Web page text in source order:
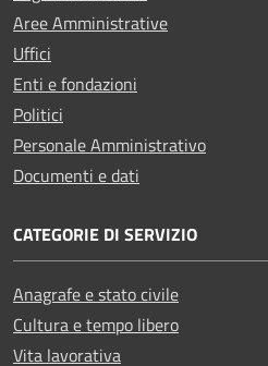
Aree Amministrative
Uffici
Enti e fondazioni
Politici
Personale Amministrativo
Documenti e dati
CATEGORIE DI SERVIZIO
Anagrafe e stato civile
Cultura e tempo libero
Vita lavorativa